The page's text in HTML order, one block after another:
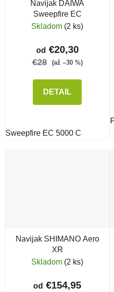
Navijak DAIWA
Sweepfire EC
Skladom (2 ks)
od €20,30
€28 (až –30 %)
DETAIL
Sweepfire EC 5000 C
Navijak SHIMANO Aero
XR
Skladom (2 ks)
od €154,95